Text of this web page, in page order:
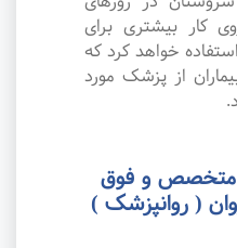
کار بیشتری برای
خواهد کرد که
از پزشک مورد
متخصص و فوق
( روانپزشک )